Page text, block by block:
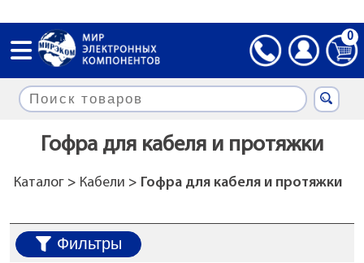
0
Гофра для кабеля и протяжки
Каталог> Кабели > Гофра для кабеля и протяжки
Фильтры